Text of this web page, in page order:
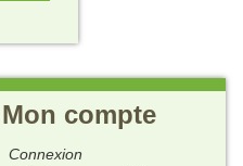
Mon compte
Connexion